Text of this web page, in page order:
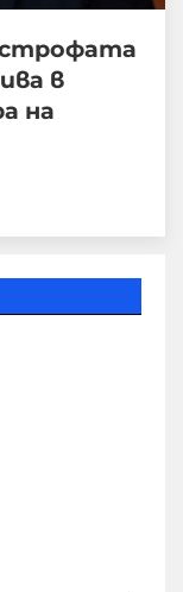
в
на